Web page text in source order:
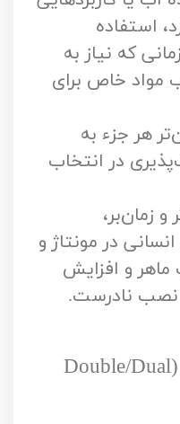
استفاده
که نیاز به
مواد خاص برای
هر جزء به
در انتخاب
زمان‌بر،
در مونتاژ و
ماهر و افزایش
نصب نادرست.
۵. سیل مکانیکی دوگانه (Double/Dual